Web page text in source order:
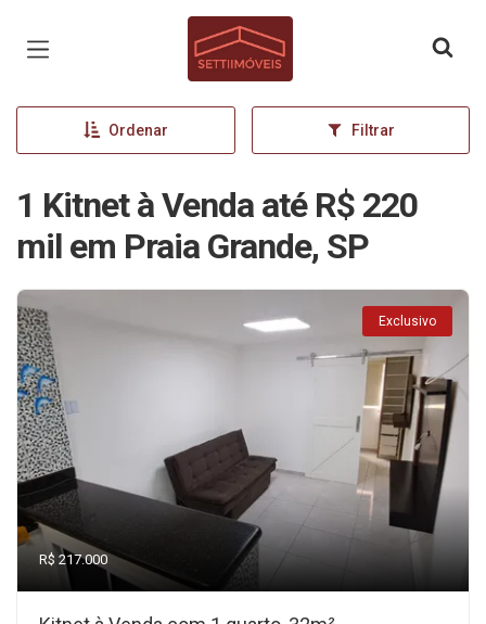
Página inicial
Ordenar Filtrar
1 Kitnet à Venda até R$ 220
mil em Praia Grande, SP
Exclusivo
R$ 217.000